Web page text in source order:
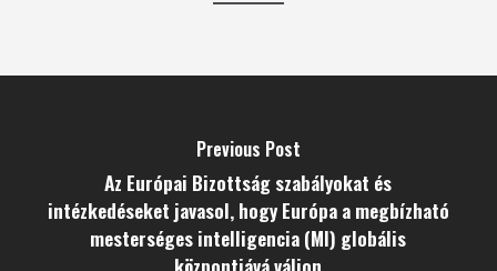
Previous Post
Az Európai Bizottság szabályokat és
intézkedéseket javasol, hogy Európa a megbízható
mesterséges intelligencia (MI) globális